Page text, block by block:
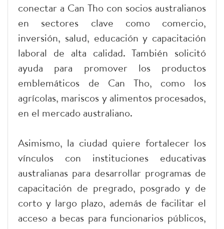
conectar a Can Tho con socios australianos
en sectores clave como comercio,
inversión, salud, educación y capacitación
laboral de alta calidad. También solicitó
ayuda para promover los productos
emblemáticos de Can Tho, como los
agrícolas, mariscos y alimentos procesados,
en el mercado australiano.
Asimismo, la ciudad quiere fortalecer los
vínculos con instituciones educativas
australianas para desarrollar programas de
capacitación de pregrado, posgrado y de
corto y largo plazo, además de facilitar el
acceso a becas para funcionarios públicos,